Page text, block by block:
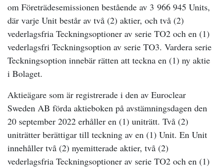
om Företrädesemissionen bestående av 3 966 945 Units,
där varje Unit består av två (2) aktier, och två (2)
vederlagsfria Teckningsoptioner av serie TO2 och en (1)
vederlagsfri Teckningsoption av serie TO3. Vardera serie
Teckningsoption innebär rätten att teckna en (1) ny aktie
i Bolaget.
Aktieägare som är registrerade i den av Euroclear
Sweden AB förda aktieboken på avstämningsdagen den
20 september 2022 erhåller en (1) uniträtt. Två (2)
uniträtter berättigar till teckning av en (1) Unit. En Unit
innehåller två (2) nyemitterade aktier, två (2)
vederlagsfria Teckningsoptioner av serie TO2 och en (1)